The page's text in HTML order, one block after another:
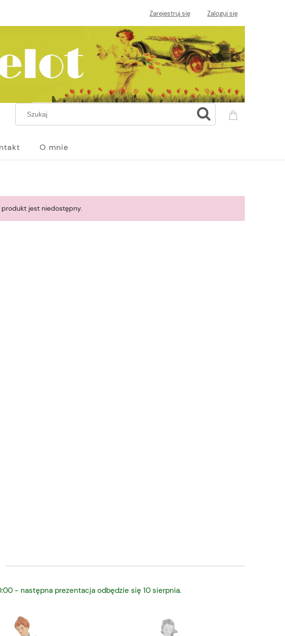
Zarejestruj się Zaloguj się
O mnie
produkt jest niedostępny.
- następna prezentacja odbędzie się 10 sierpnia.